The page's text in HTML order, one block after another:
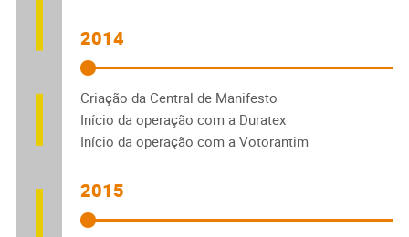
2014
Criação da Central de Manifesto
Início da operação com a Duratex
Início da operação com a Votorantim
2015